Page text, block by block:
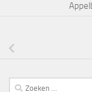
Zoeken